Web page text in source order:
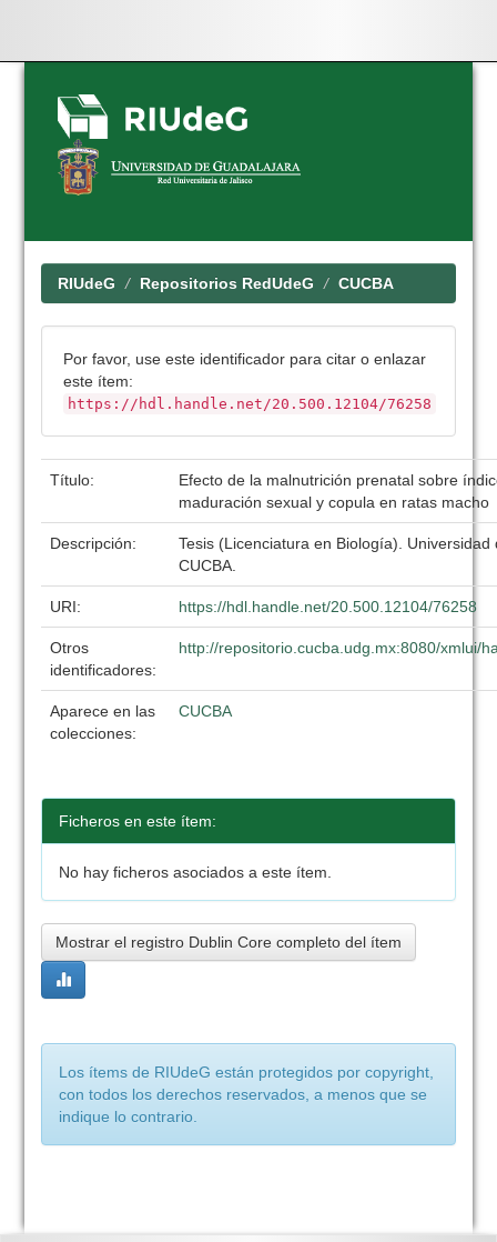
Skip
navigation
RIUdeG Repositorios RedUdeG CUCBA
Por favor, use este identificador para citar o enlazar
este ítem:
https://hdl.handle.net/20.500.12104/76258
Título:
Efecto de la malnutrición prenatal sobre
maduración sexual y copula en ratas macho
Descripción:
Tesis (Licenciatura en Biología). Universidad
CUCBA.
URI: https://hdl.handle.net/20.500.12104/76258
Otros
identificadores:
http://repositorio.cucba.udg.mx:8080/xmlui/
Aparece en las
colecciones:
CUCBA
Ficheros en este ítem:
No hay ficheros asociados a este ítem.
Mostrar el registro Dublin Core completo del ítem
Los ítems de RIUdeG están protegidos por copyright,
con todos los derechos reservados, a menos que se
indique lo contrario.